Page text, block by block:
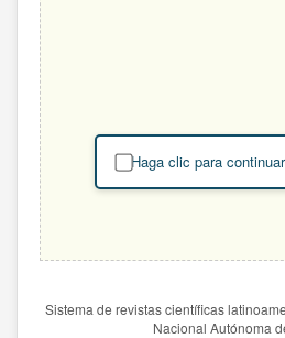
Haga clic para continuar
Sistema de revistas científicas
Nacional Autónoma